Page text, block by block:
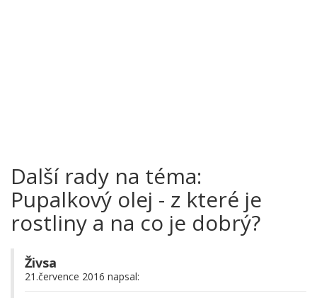
Další rady na téma:
Pupalkový olej - z které je
rostliny a na co je dobrý?
Živsa
21.července 2016 napsal: